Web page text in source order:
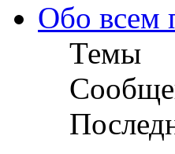
Обо всем
Темы